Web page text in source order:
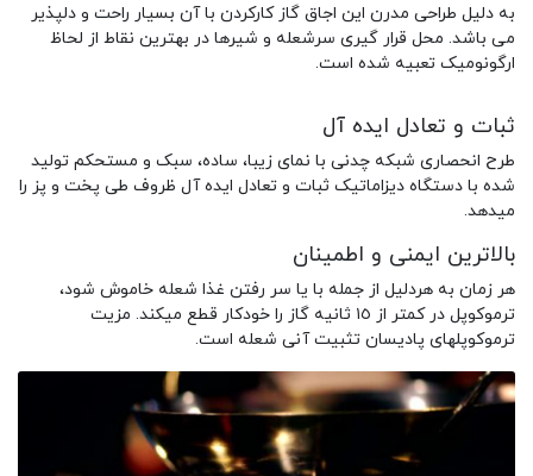
به دلیل طراحی مدرن این اجاق گاز کارکردن با آن بسیار راحت و دلپذیر
می باشد. محل قرار گیری سرشعله و شیرها در بهترین نقاط از لحاظ
ارگونومیک تعبیه شده است.
ثبات و تعادل ایده آل
طرح انحصاری شبکه چدنی با نمای زیبا، ساده، سبک و مستحکم تولید
شده با دستگاه دیزاماتیک ثبات و تعادل ایده آل ظروف طی پخت و پز را
میدهد.
بالاترین ایمنی و اطمینان
هر زمان به هردلیل از جمله با یا سر رفتن غذا شعله خاموش شود،
ترموکوپل در کمتر از ١٥ ثانیه گاز را خودکار قطع میکند. مزیت
ترموکوپلهای پادیسان تثبیت آنی شعله است.